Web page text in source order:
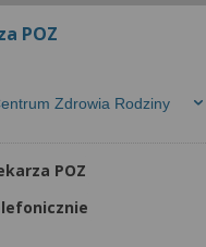
POZ
Zdrowia Rodziny
POZ